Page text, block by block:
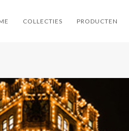
COLLECTIES PRODUCTEN